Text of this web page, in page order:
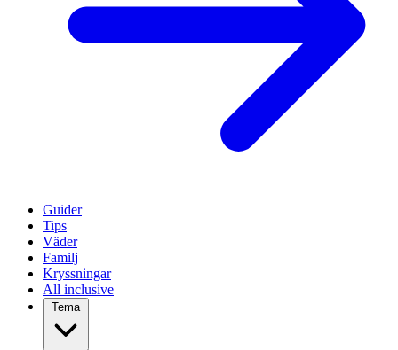
Guider
Tips
Väder
Familj
Kryssningar
All inclusive
Tema